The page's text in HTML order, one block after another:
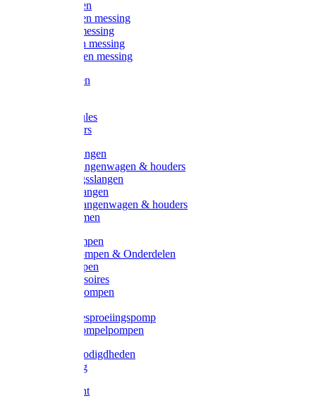
Kogelkranen
Koppelingen messing
Sproeiers messing
Tuinspuiten messing
Slangstukken messing
Handspuiten
Kunststoftules
Regenmeters
Overige slangen
Overige slangenwagen & houders
Beregeningsslangen
Gardena slangen
Gardena slangenwagen & houders
Slangklemmen
Leader pompen
Zwengelpompen & Onderdelen
Ebara pompen
Pompaccessoires
Excellent pompen
Gardena besproeiingspomp
Gardena dompelpompen
Tyleen benodigdheden
Tyleenslang
Lange bocht